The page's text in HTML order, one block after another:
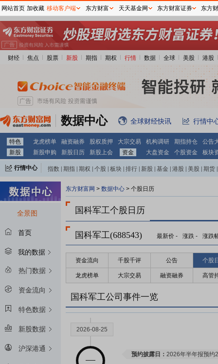
财经 焦点 股票 新股 期指 期权 行情 数据 全球 美股 港股
数据中心 全球财经快讯 行情中
特色 龙虎榜单 融资融券 股权质押 大宗交易 机构调研 期指持仓
公告
新股
新股申购 新股日历 新股上会 资金 大盘资金 个股资金 板块
行情中心 指数 期指 期权 个股 板块 排行 新股 基金 港股 美股 期货
全景图
首页
我的数据
热门数据
资金流向
特色数据
新股数据
沪深港通
东方财富网 > 数据中心 > 个股日历
国科军工个股日历
国科军工(688543) 最新价 - 涨跌 - 涨跌
资金流向 千股千评 公告 个股
龙虎榜单 大宗交易 融资融券 高管
国科军工公司事件一览
2026-08-25
预约披露日： 2026年半年报预约
网站首页 加收藏 移动客户端 东方财富 天天基金网 东方财富证券 东方